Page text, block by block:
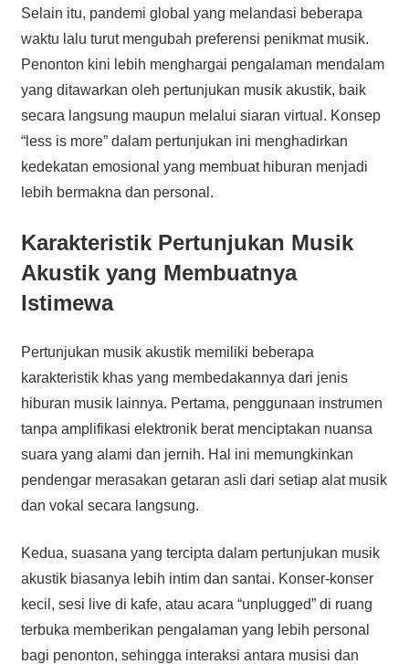
Selain itu, pandemi global yang melandasi beberapa
waktu lalu turut mengubah preferensi penikmat musik.
Penonton kini lebih menghargai pengalaman mendalam
yang ditawarkan oleh pertunjukan musik akustik, baik
secara langsung maupun melalui siaran virtual. Konsep
“less is more” dalam pertunjukan ini menghadirkan
kedekatan emosional yang membuat hiburan menjadi
lebih bermakna dan personal.
Karakteristik Pertunjukan Musik
Akustik yang Membuatnya
Istimewa
Pertunjukan musik akustik memiliki beberapa
karakteristik khas yang membedakannya dari jenis
hiburan musik lainnya. Pertama, penggunaan instrumen
tanpa amplifikasi elektronik berat menciptakan nuansa
suara yang alami dan jernih. Hal ini memungkinkan
pendengar merasakan getaran asli dari setiap alat musik
dan vokal secara langsung.
Kedua, suasana yang tercipta dalam pertunjukan musik
akustik biasanya lebih intim dan santai. Konser-konser
kecil, sesi live di kafe, atau acara “unplugged” di ruang
terbuka memberikan pengalaman yang lebih personal
bagi penonton, sehingga interaksi antara musisi dan